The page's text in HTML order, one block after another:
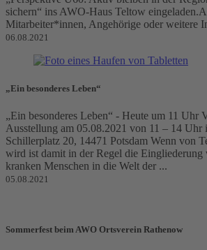
sichern“ ins AWO-Haus Teltow
Mitarbeiter*innen, Angehörige oder weitere
06.08.2021
„Ein besonderes Leben“
„Ein besonderes Leben“ - Heute um 11 Uhr
Ausstellung am 05.08.2021 von 11 – 14
Schillerplatz 20, 14471 Potsdam Wenn von
wird ist damit in der Regel die Eingliederung
kranken Menschen in die Welt der ...
05.08.2021
Sommerfest beim AWO Ortsverein Rathenow